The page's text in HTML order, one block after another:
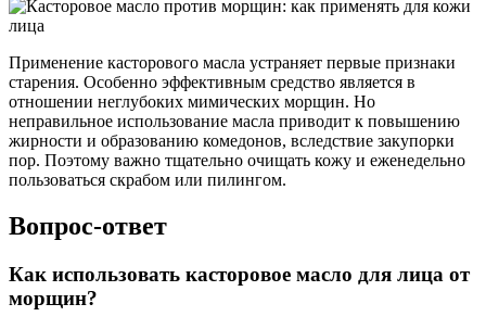
Применение касторового масла устраняет первые признаки
старения. Особенно эффективным средство является в
отношении неглубоких мимических морщин. Но
неправильное использование масла приводит к повышению
жирности и образованию комедонов, вследствие закупорки
пор. Поэтому важно тщательно очищать кожу и еженедельно
пользоваться скрабом или пилингом.
Вопрос-ответ
Как использовать касторовое масло для лица от
морщин?